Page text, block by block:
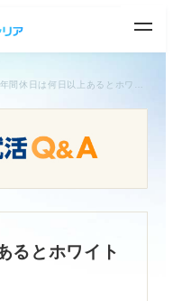
るとホワイト